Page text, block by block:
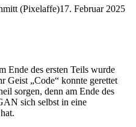
(Pixelaffe)17. Februar 2025
Ende des ersten Teils wurde
„Code“ konnte gerettet
sorgen, denn am Ende des
sich selbst in eine